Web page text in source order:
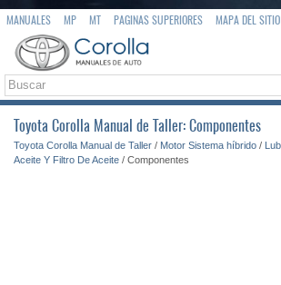
MANUALES MP MT PAGINAS SUPERIORES MAPA DEL SITIO
Toyota Corolla Manual de Taller: Componentes
Toyota Corolla Manual de Taller / Motor Sistema híbrido /
Aceite Y Filtro De Aceite / Componentes